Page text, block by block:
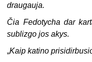
draugauja.
Čia Fedotycha dar
sublizgo jos akys.
„Kaip katino